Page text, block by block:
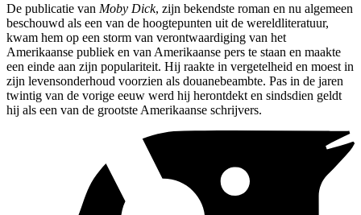
De publicatie van Moby Dick, zijn bekendste roman en nu algemeen
beschouwd als een van de hoogtepunten uit de wereldliteratuur,
kwam hem op een storm van verontwaardiging van het
Amerikaanse publiek en van Amerikaanse pers te staan en maakte
een einde aan zijn populariteit. Hij raakte in vergetelheid en moest in
zijn levensonderhoud voorzien als douanebeambte. Pas in de jaren
twintig van de vorige eeuw werd hij herontdekt en sindsdien geldt
hij als een van de grootste Amerikaanse schrijvers.